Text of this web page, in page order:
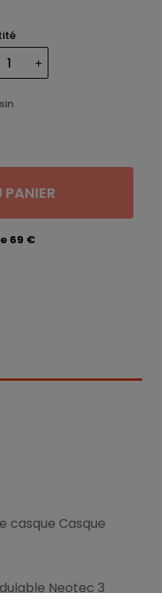
69 €
casque Casque
Neotec 3